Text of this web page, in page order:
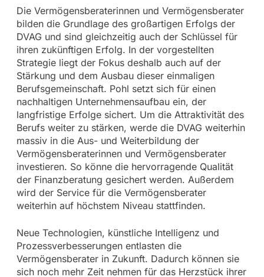
Die Vermögensberaterinnen und Vermögensberater
bilden die Grundlage des großartigen Erfolgs der
DVAG und sind gleichzeitig auch der Schlüssel für
ihren zukünftigen Erfolg. In der vorgestellten
Strategie liegt der Fokus deshalb auch auf der
Stärkung und dem Ausbau dieser einmaligen
Berufsgemeinschaft. Pohl setzt sich für einen
nachhaltigen Unternehmensaufbau ein, der
langfristige Erfolge sichert. Um die Attraktivität des
Berufs weiter zu stärken, werde die DVAG weiterhin
massiv in die Aus- und Weiterbildung der
Vermögensberaterinnen und Vermögensberater
investieren. So könne die hervorragende Qualität
der Finanzberatung gesichert werden. Außerdem
wird der Service für die Vermögensberater
weiterhin auf höchstem Niveau stattfinden.
Neue Technologien, künstliche Intelligenz und
Prozessverbesserungen entlasten die
Vermögensberater in Zukunft. Dadurch können sie
sich noch mehr Zeit nehmen für das Herzstück ihrer